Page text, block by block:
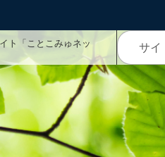
ト「ことこみゅネッ